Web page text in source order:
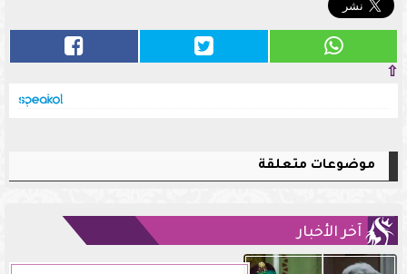
⇧
موضوعات متعلقة
آخر الأخبار